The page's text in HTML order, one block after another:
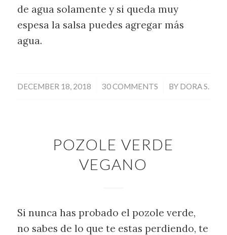
de agua solamente y si queda muy
espesa la salsa puedes agregar más
agua.
DECEMBER 18, 2018
/ 30 COMMENTS
/ BY DORA S.
POZOLE VERDE
VEGANO
Si nunca has probado el pozole verde,
no sabes de lo que te estas perdiendo, te